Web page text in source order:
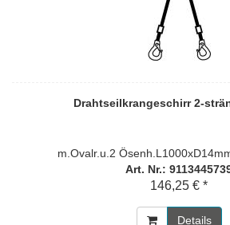
Drahtseilkrangeschirr 2-
m.Ovalr.u.2
Art. Nr.:
146,25 € *
Details